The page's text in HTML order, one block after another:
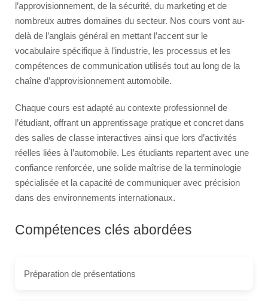
l’approvisionnement, de la sécurité, du marketing et de
nombreux autres domaines du secteur. Nos cours vont au-
delà de l’anglais général en mettant l’accent sur le
vocabulaire spécifique à l’industrie, les processus et les
compétences de communication utilisés tout au long de la
chaîne d’approvisionnement automobile.
Chaque cours est adapté au contexte professionnel de
l’étudiant, offrant un apprentissage pratique et concret dans
des salles de classe interactives ainsi que lors d’activités
réelles liées à l’automobile. Les étudiants repartent avec une
confiance renforcée, une solide maîtrise de la terminologie
spécialisée et la capacité de communiquer avec précision
dans des environnements internationaux.
Compétences clés abordées
Préparation de présentations